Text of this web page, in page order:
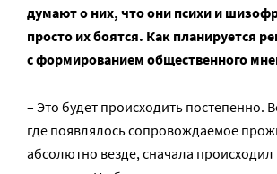
думают о них, что они психи и
просто их боятся. Как планируется
с формированием общественного
– Это будет происходить постепенно.
где появлялось сопровождаемое
абсолютно везде, сначала